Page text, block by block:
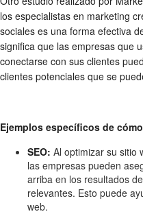
los especialistas en marketing
sociales es una forma efectiva
significa que las empresas que
conectarse con sus clientes
clientes potenciales que se
Ejemplos específicos de
SEO: Al optimizar su sitio
las empresas pueden
arriba en los resultados
relevantes. Esto puede
web.